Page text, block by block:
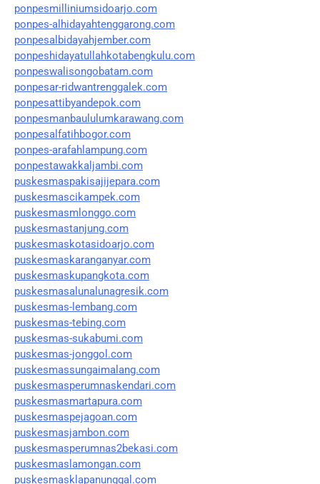
ponpesmilliniumsidoarjo.com
ponpes-alhidayahtenggarong.com
ponpesalbidayahjember.com
ponpeshidayatullahkotabengkulu.com
ponpeswalisongobatam.com
ponpesar-ridwantrenggalek.com
ponpesattibyandepok.com
ponpesmanbaululumkarawang.com
ponpesalfatihbogor.com
ponpes-arafahlampung.com
ponpestawakkaljambi.com
puskesmaspakisajijepara.com
puskesmascikampek.com
puskesmasmlonggo.com
puskesmastanjung.com
puskesmaskotasidoarjo.com
puskesmaskaranganyar.com
puskesmaskupangkota.com
puskesmasalunalunagresik.com
puskesmas-lembang.com
puskesmas-tebing.com
puskesmas-sukabumi.com
puskesmas-jonggol.com
puskesmassungaimalang.com
puskesmasperumnaskendari.com
puskesmasmartapura.com
puskesmaspejagoan.com
puskesmasjambon.com
puskesmasperumnas2bekasi.com
puskesmaslamongan.com
puskesmasklapanunggal.com